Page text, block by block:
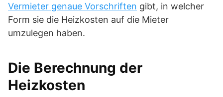
Vermieter genaue Vorschriften gibt, in welcher
Form sie die Heizkosten auf die Mieter
umzulegen haben.
Die Berechnung der
Heizkosten